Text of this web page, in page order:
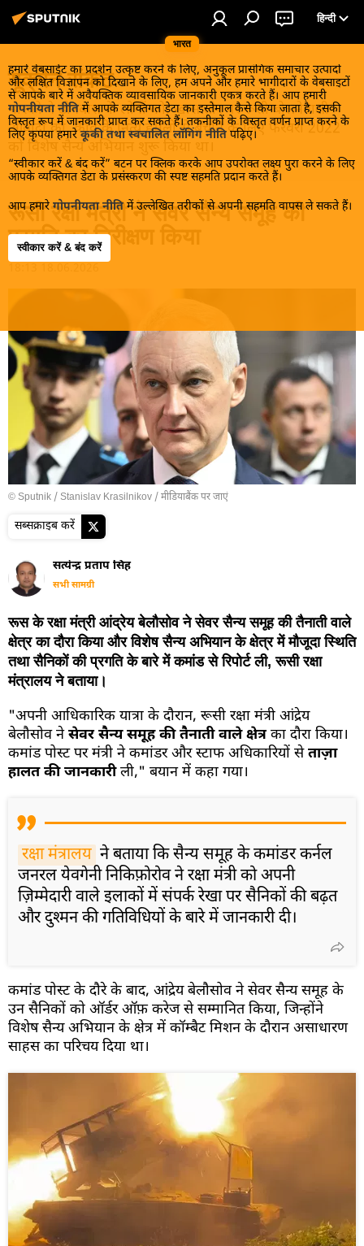
भारत
हिन्दी
हमारे वेबसाईट का प्रदर्शन उत्कृष्ट करने के लिए, अनुकूल प्रासंगिक समाचार उत्पादों
और लक्षित विज्ञापन को दिखाने के लिए, हम अपने और हमारे भागीदारों के वेबसाइटों
से आपके बारे में अवैयक्तिक व्यावसायिक जानकारी एकत्र करते हैं। आप हमारी
गोपनीयता नीति में आपके व्यक्तिगत डेटा का इस्तेमाल कैसे किया जाता है, इसकी
विस्तृत रूप में जानकारी प्राप्त कर सकते हैं। तकनीकों के विस्तृत वर्णन प्राप्त करने के
लिए कृपया हमारे कूकी तथा स्वचालित लॉगिंग नीति पढ़िए।
“स्वीकार करें & बंद करें” बटन पर क्लिक करके आप उपरोक्त लक्ष्य पुरा करने के लिए
आपके व्यक्तिगत डेटा के प्रसंस्करण की स्पष्ट सहमति प्रदान करते हैं।
आप हमारे गोपनीयता नीति में उल्लेखित तरीकों से अपनी सहमति वापस ले सकते हैं।
स्वीकार करें & बंद करें
यूक्रेन संकट
मास्को ने डोनबास के लोगों को, खास तौर पर रूसी बोलनेवाली
आबादी को, कीव के नित्य हमलों से बचाने के लिए फरवरी 2022
को विशेष सैन्य अभियान शुरू किया था।
रूसी रक्षा मंत्री ने सेवर सैन्य समूह की
प्रगति का निरीक्षण किया
© Sputnik / Stanislav Krasilnikov /मीडियाबैंक पर जाएं
सब्सक्राइब करें
सत्येन्द्र प्रताप सिंह
सभी सामग्री
रूस के रक्षा मंत्री आंद्रेय बेलौसोव ने सेवर सैन्य समूह की तैनाती वाले
क्षेत्र का दौरा किया और विशेष सैन्य अभियान के क्षेत्र में मौजूदा स्थिति
तथा सैनिकों की प्रगति के बारे में कमांड से रिपोर्ट ली, रूसी रक्षा
मंत्रालय ने बताया।
"अपनी आधिकारिक यात्रा के दौरान, रूसी रक्षा मंत्री आंद्रेय
बेलौसोव नेसेवर सैन्य समूह की तैनाती वाले क्षेत्र का दौरा किया।
कमांड पोस्ट पर मंत्री ने कमांडर और स्टाफ अधिकारियों सेताज़ा
हालत की जानकारीली," बयान में कहा गया।
रक्षा मंत्रालय ने बताया कि सैन्य समूह के कमांडर कर्नल
जनरल येवगेनी निकिफ़ोरोव ने रक्षा मंत्री को अपनी
ज़िम्मेदारी वाले इलाकों में संपर्क रेखा पर सैनिकों की बढ़त
और दुश्मन की गतिविधियों के बारे में जानकारी दी।
कमांड पोस्ट के दौरे के बाद, आंद्रेय बेलौसोव ने सेवर सैन्य समूह के
उन सैनिकों को ऑर्डर ऑफ़ करेज से सम्मानित किया, जिन्होंने
विशेष सैन्य अभियान के क्षेत्र में कॉम्बैट मिशन के दौरान असाधारण
साहस का परिचय दिया था।